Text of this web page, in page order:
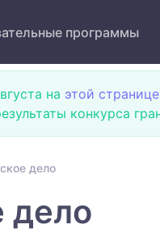
программы
на этой странице
конкурса
дело
дело